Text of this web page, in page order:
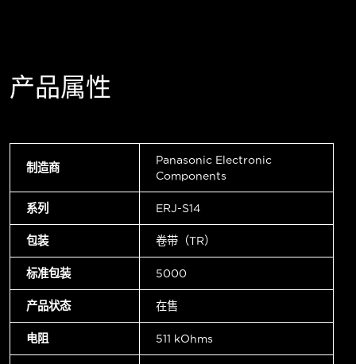
产品属性
制造商
Panasonic Electronic
Components
系列 ERJ-S14
包装 卷带（TR）
标准包装 5000
产品状态 在售
电阻 511 kOhms